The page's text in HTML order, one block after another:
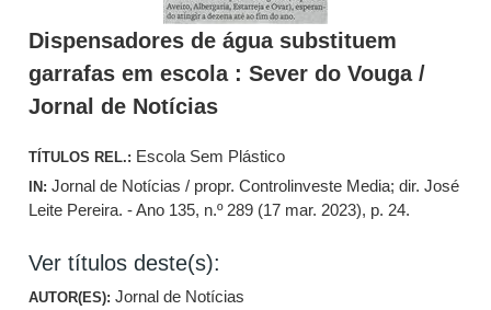
Dispensadores de água substituem
garrafas em escola : Sever do Vouga /
Jornal de Notícias
TÍTULOS REL.: Escola Sem Plástico
IN:Jornal de Notícias / propr. Controlinveste Media; dir. José
Leite Pereira. - Ano 135, n.º 289 (17 mar. 2023), p. 24.
Ver títulos deste(s):
AUTOR(ES):Jornal de Notícias